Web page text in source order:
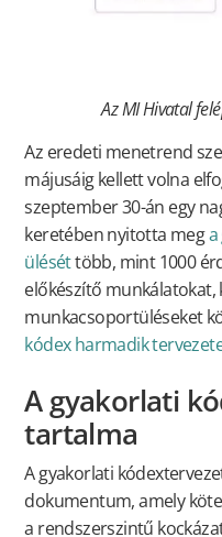
Az MI Hivatal
Az eredeti menetrend
májusáig kellett volna
szeptember 30-án egy
keretében nyitotta meg
üléséttöbb, mint 1000
előkészítő munkálatokat,
munkacsoportüléseket
kódex harmadik
A gyakorlati
tartalma
A gyakorlati
dokumentum, amely
a rendszerszintű